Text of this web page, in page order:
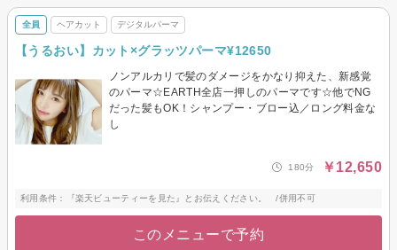
全員 ヘアカット デジタルパーマ
【うるおい】カット×グラッツパーマ¥12650
ノンアルカリで髪のダメージをかなり抑えた、新感覚
のパーマ☆EARTH全店一押しのパーマです☆他でNG
だった髪もOK！シャンプー・ブロー込／ロング料金な
し
180分 ￥12,650
利用条件：『楽天ビューティーを見た』とお伝えください。 /併用不可
このメニューで予約